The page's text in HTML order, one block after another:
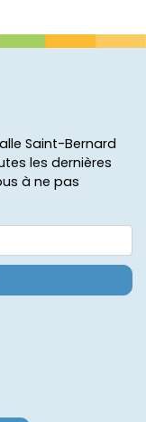
Saint-Bernard
les dernières
à ne pas